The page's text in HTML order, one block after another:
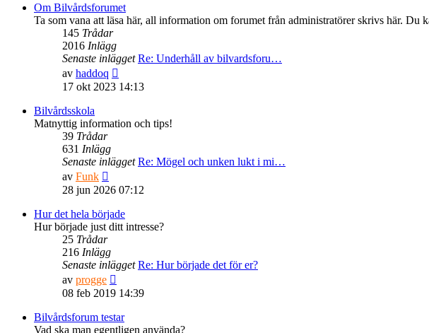
Om Bilvårdsforumet
Ta som vana att läsa här, all information om forumet från administratörer skrivs här. Du
145 Trådar
2016 Inlägg
Senaste inlägget Re: Underhåll av bilvardsforu…
av haddoq
till
inlägget
17 okt 2023 14:13
Bilvårdsskola
Matnyttig information och tips!
39 Trådar
631 Inlägg
Senaste inlägget Re: Mögel och unken lukt i mi…
av Funk
till
senaste
inlägget
28 jun 2026 07:12
Hur det hela började
Hur började just ditt intresse?
25 Trådar
216 Inlägg
Senaste inlägget Re: Hur började det för er?
av progge
till
senaste
inlägget
08 feb 2019 14:39
Bilvårdsforum testar
Vad ska man egentligen använda?